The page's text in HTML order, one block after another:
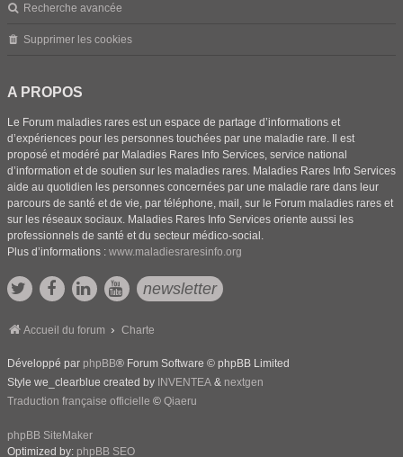
Recherche avancée
Supprimer les cookies
A PROPOS
Le Forum maladies rares est un espace de partage d’informations et
d’expériences pour les personnes touchées par une maladie rare. Il est
proposé et modéré par Maladies Rares Info Services, service national
d’information et de soutien sur les maladies rares. Maladies Rares Info Services
aide au quotidien les personnes concernées par une maladie rare dans leur
parcours de santé et de vie, par téléphone, mail, sur le Forum maladies rares et
sur les réseaux sociaux. Maladies Rares Info Services oriente aussi les
professionnels de santé et du secteur médico-social.
Plus d’informations : www.maladiesraresinfo.org
newsletter
Accueil du forum Charte
Développé par phpBB® Forum Software © phpBB Limited
Style we_clearblue created by INVENTEA & nextgen
Traduction française officielle © Qiaeru
phpBB SiteMaker
Optimized by: phpBB SEO